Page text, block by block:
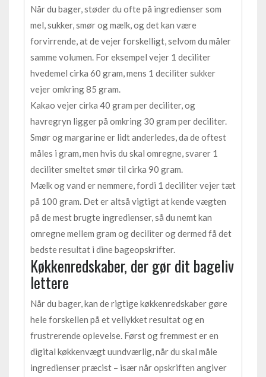
Når du bager, støder du ofte på ingredienser som
mel, sukker, smør og mælk, og det kan være
forvirrende, at de vejer forskelligt, selvom du måler
samme volumen. For eksempel vejer 1 deciliter
hvedemel cirka 60 gram, mens 1 deciliter sukker
vejer omkring 85 gram.
Kakao vejer cirka 40 gram per deciliter, og
havregryn ligger på omkring 30 gram per deciliter.
Smør og margarine er lidt anderledes, da de oftest
måles i gram, men hvis du skal omregne, svarer 1
deciliter smeltet smør til cirka 90 gram.
Mælk og vand er nemmere, fordi 1 deciliter vejer tæt
på 100 gram. Det er altså vigtigt at kende vægten
på de mest brugte ingredienser, så du nemt kan
omregne mellem gram og deciliter og dermed få det
bedste resultat i dine bageopskrifter.
Køkkenredskaber, der gør dit bageliv
lettere
Når du bager, kan de rigtige køkkenredskaber gøre
hele forskellen på et vellykket resultat og en
frustrerende oplevelse. Først og fremmest er en
digital køkkenvægt uundværlig, når du skal måle
ingredienser præcist – især når opskriften angiver